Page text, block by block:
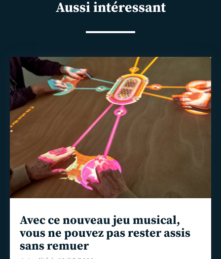
Aussi intéressant
Avec ce nouveau jeu musical,
vous ne pouvez pas rester assis
sans remuer
En
savoir
plus